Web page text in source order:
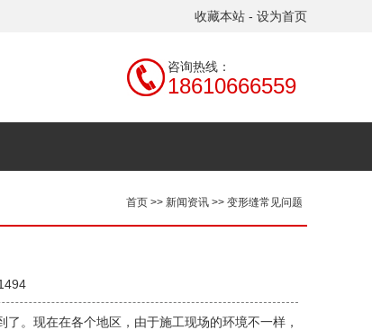
收藏本站 - 设为首页
咨询热线：
18610666559
首页 >> 新闻资讯 >> 变形缝常见问题
。现在在各个地区，由于施工现场的环境不一样，